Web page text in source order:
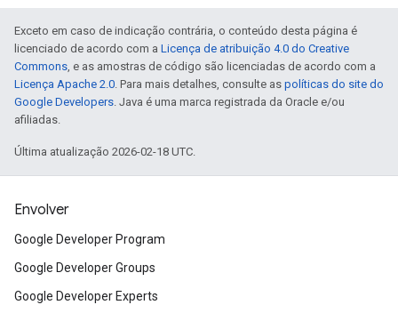
Exceto em caso de indicação contrária, o conteúdo desta página é
licenciado de acordo com a Licença de atribuição 4.0 do Creative
Commons, e as amostras de código são licenciadas de acordo com a
Licença Apache 2.0. Para mais detalhes, consulte as políticas do site do
Google Developers. Java é uma marca registrada da Oracle e/ou
afiliadas.
Última atualização 2026-02-18 UTC.
Envolver
Google Developer Program
Google Developer Groups
Google Developer Experts